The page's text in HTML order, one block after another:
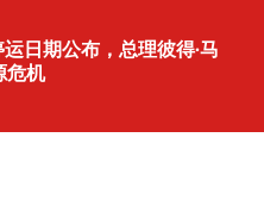
日期公布，总理彼得·马
危机